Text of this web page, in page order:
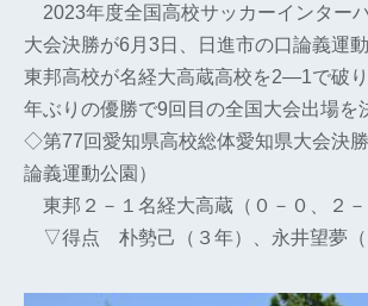
2023年度全国高校サッカーインター
大会決勝が6月3日、日進市の口論義運
東邦高校が名経大高蔵高校を2―1で破
年ぶりの優勝で9回目の全国大会出場を
◇第77回愛知県高校総体愛知県大会決勝
論義運動公園）
東邦２－１名経大高蔵（０－０、２－
▽得点 朴勢己（３年）、永井望夢（